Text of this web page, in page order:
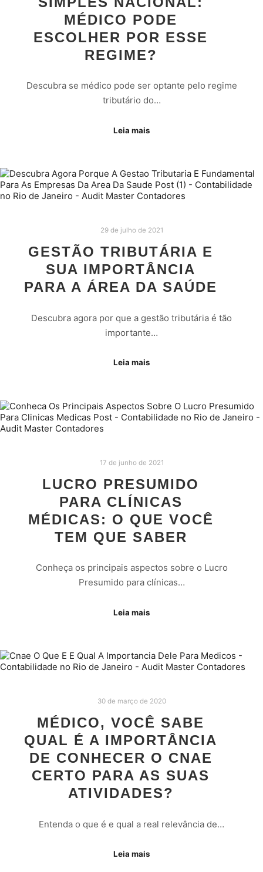
MÉDICO PODE
ESCOLHER POR ESSE
REGIME?
Descubra se médico pode ser optante pelo regime
tributário do…
Leia mais
29 de julho de 2021
GESTÃO TRIBUTÁRIA E
SUA IMPORTÂNCIA
PARA A ÁREA DA SAÚDE
Descubra agora por que a gestão tributária é tão
importante…
Leia mais
17 de junho de 2021
LUCRO PRESUMIDO
PARA CLÍNICAS
MÉDICAS: O QUE VOCÊ
TEM QUE SABER
Conheça os principais aspectos sobre o Lucro
Presumido para clínicas…
Leia mais
30 de março de 2020
MÉDICO, VOCÊ SABE
QUAL É A IMPORTÂNCIA
DE CONHECER O CNAE
CERTO PARA AS SUAS
ATIVIDADES?
Entenda o que é e qual a real relevância de…
Leia mais